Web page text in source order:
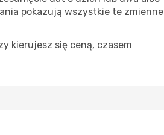
pokazują wszystkie te zmienne
kierujesz się ceną, czasem